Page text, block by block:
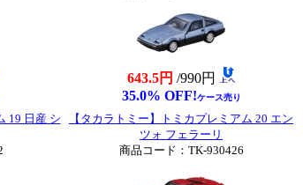
643.5円 /990円
35.0% OFF!ケース売り
19 日産 シ
【タカラトミー】トミカプレミアム 20 エン
ツォ フェラーリ
商品コード：TK-930426